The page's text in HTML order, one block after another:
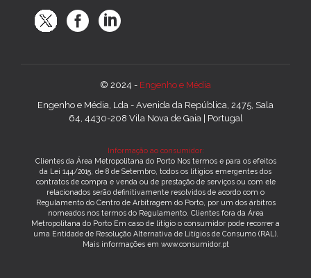
© 2024 - Engenho e Média
Engenho e Média, Lda - Avenida da República, 2475, Sala
64, 4430-208 Vila Nova de Gaia | Portugal
Informação ao consumidor:
Clientes da Área Metropolitana do Porto Nos termos e para os efeitos
da Lei 144/2015, de 8 de Setembro, todos os litígios emergentes dos
contratos de compra e venda ou de prestação de serviços ou com ele
relacionados serão definitivamente resolvidos de acordo com o
Regulamento do Centro de Arbitragem do Porto, por um dos árbitros
nomeados nos termos do Regulamento. Clientes fora da Área
Metropolitana do Porto Em caso de litígio o consumidor pode recorrer a
uma Entidade de Resolução Alternativa de Litígios de Consumo (RAL).
Mais informações em www.consumidor.pt